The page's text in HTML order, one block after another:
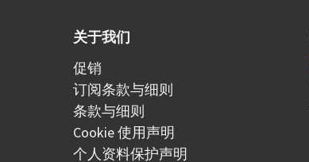
关于我们
促销
订阅条款与细则
条款与细则
Cookie 使用声明
个人资料保护声明